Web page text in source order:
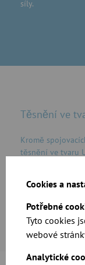
Cookies a
Potřebné
Tyto cookies
webové
Analytické
síly.
Těsnění ve
Kromě
těsnění ve tvaru
spojení mezi